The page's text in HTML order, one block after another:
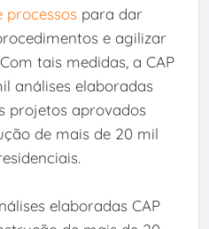
processospara dar
e agilizar
tais medidas, a CAP
análises elaboradas
projetos aprovados
de mais de 20 mil
elaboradas CAP